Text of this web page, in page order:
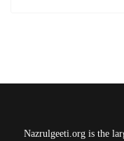
Nazrulgeeti.org is the